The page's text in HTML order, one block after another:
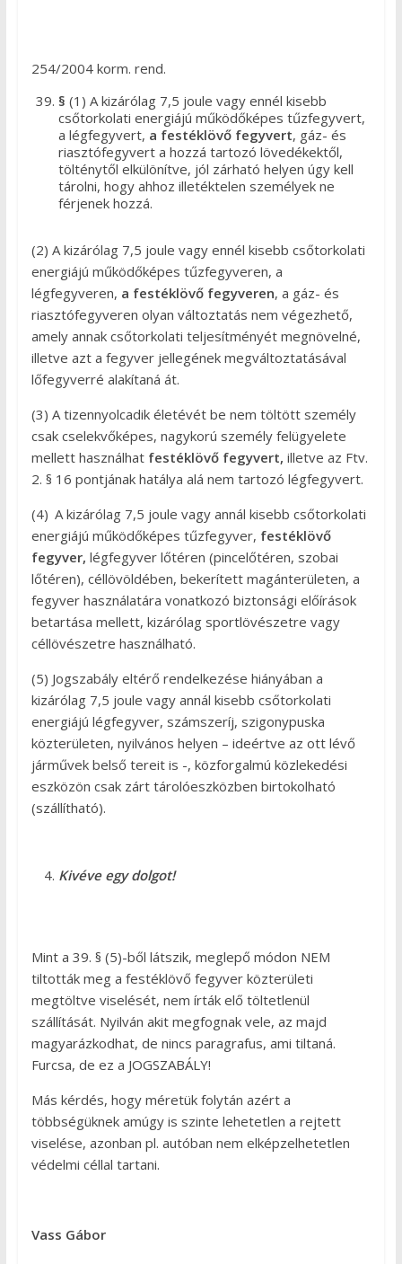
254/2004 korm. rend.
§ (1) A kizárólag 7,5 joule vagy ennél kisebb
csőtorkolati energiájú működőképes tűzfegyvert,
a légfegyvert, a festéklövő fegyvert, gáz- és
riasztófegyvert a hozzá tartozó lövedékektől,
tölténytől elkülönítve, jól zárható helyen úgy kell
tárolni, hogy ahhoz illetéktelen személyek ne
férjenek hozzá.
(2) A kizárólag 7,5 joule vagy ennél kisebb csőtorkolati
energiájú működőképes tűzfegyveren, a
légfegyveren, a festéklövő fegyveren, a gáz- és
riasztófegyveren olyan változtatás nem végezhető,
amely annak csőtorkolati teljesítményét megnövelné,
illetve azt a fegyver jellegének megváltoztatásával
lőfegyverré alakítaná át.
(3) A tizennyolcadik életévét be nem töltött személy
csak cselekvőképes, nagykorú személy felügyelete
mellett használhatfestéklövő fegyvert, illetve az Ftv.
2. § 16 pontjának hatálya alá nem tartozó légfegyvert.
(4) A kizárólag 7,5 joule vagy annál kisebb csőtorkolati
energiájú működőképes tűzfegyver, festéklövő
fegyver, légfegyver lőtéren (pincelőtéren, szobai
lőtéren), céllövöldében, bekerített magánterületen, a
fegyver használatára vonatkozó biztonsági előírások
betartása mellett, kizárólag sportlövészetre vagy
céllövészetre használható.
(5) Jogszabály eltérő rendelkezése hiányában a
kizárólag 7,5 joule vagy annál kisebb csőtorkolati
energiájú légfegyver, számszeríj, szigonypuska
közterületen, nyilvános helyen – ideértve az ott lévő
járművek belső tereit is -, közforgalmú közlekedési
eszközön csak zárt tárolóeszközben birtokolható
(szállítható).
Kivéve egy dolgot!
Mint a 39. § (5)-ből látszik, meglepő módon NEM
tiltották meg a festéklövő fegyver közterületi
megtöltve viselését, nem írták elő töltetlenül
szállítását. Nyilván akit megfognak vele, az majd
magyarázkodhat, de nincs paragrafus, ami tiltaná.
Furcsa, de ez a JOGSZABÁLY!
Más kérdés, hogy méretük folytán azért a
többségüknek amúgy is szinte lehetetlen a rejtett
viselése, azonban pl. autóban nem elképzelhetetlen
védelmi céllal tartani.
Vass Gábor